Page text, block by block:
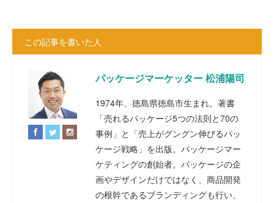
この記事を書いた人
パッケージマーケッター 松浦陽司
1974年、徳島県徳島市生まれ。著書
「売れるパッケージ5つの法則と70の
事例」と「売上がグングン伸びるパッ
ケージ戦略」を出版。パッケージマー
ケティングの創始者。パッケージの企
画やデザインだけではなく、商品開発
の根幹であるブランディングも行い、